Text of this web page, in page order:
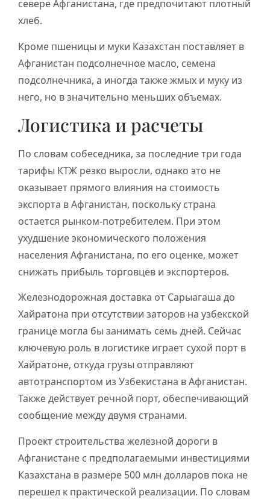
севере Афганистана, где предпочитают плотный
хлеб.
Кроме пшеницы и муки Казахстан поставляет в
Афганистан подсолнечное масло, семена
подсолнечника, а иногда также жмых и муку из
него, но в значительно меньших объемах.
Логистика и расчеты
По словам собеседника, за последние три года
тарифы КТЖ резко выросли, однако это не
оказывает прямого влияния на стоимость
экспорта в Афганистан, поскольку страна
остается рынком-потребителем. При этом
ухудшение экономического положения
населения Афганистана, по его оценке, может
снижать прибыль торговцев и экспортеров.
Железнодорожная доставка от Сарыагаша до
Хайратона при отсутствии заторов на узбекской
границе могла бы занимать семь дней. Сейчас
ключевую роль в логистике играет сухой порт в
Хайратоне, откуда грузы отправляют
автотранспортом из Узбекистана в Афганистан.
Также действует речной порт, обеспечивающий
сообщение между двумя странами.
Проект строительства железной дороги в
Афганистане с предполагаемыми инвестициями
Казахстана в размере 500 млн долларов пока не
перешел к практической реализации. По словам